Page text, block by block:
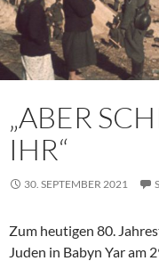
„ABER
IHR“
30. SEPTEMBER 2021
Zum heutigen 80.
Juden in Babyn Yar am